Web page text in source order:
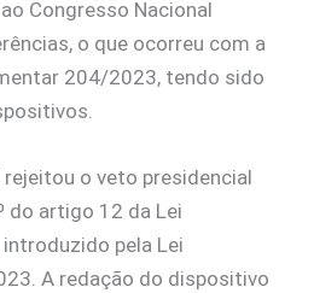
Congresso Nacional
o que ocorreu com a
204/2023, tendo sido
rejeitou o veto presidencial
do artigo 12 da Lei
pela Lei
A redação do dispositivo